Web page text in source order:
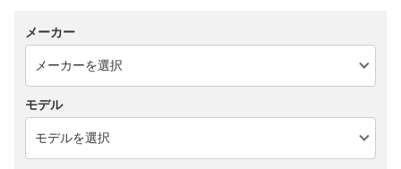
メーカー
モデル